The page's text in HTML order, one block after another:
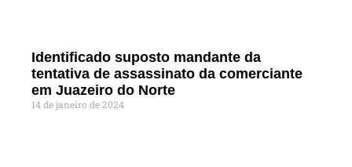
Identificado suposto mandante da
tentativa de assassinato da comerciante
em Juazeiro do Norte
14 de janeiro de 2024